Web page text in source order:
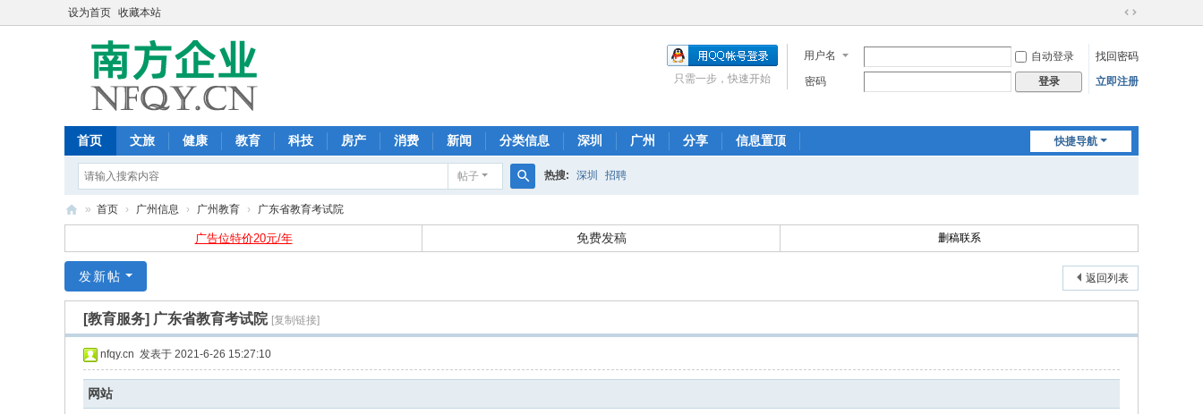
设为首页 收藏本站
切
到
宽
用户名 自动登录
找回密码
密码
登录 立即注册
只需一步，快速开始
快捷导航
首页 文旅 健康 教育 科技 房产 消费 新闻 分类信息 深圳 广州 分享 信息置顶
帖子
索
热搜: 深圳 招聘
方
企
-
» 首页 › 广州信息 › 广州教育 › 广东省教育考试院
广告位特价20元/年 免费发稿 删稿联系
返回列表
发新帖
[教育服务] 广东省教育考试院 [复制链接]
nfqy.cn 发表于 2021-6-26 15:27:10
网站